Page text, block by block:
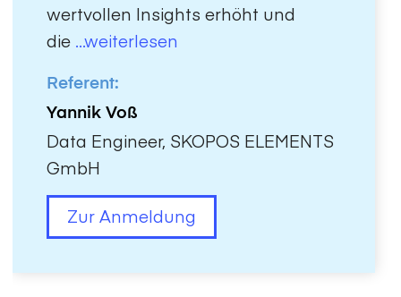
wertvollen Insights erhöht und
die ...weiterlesen
Referent:
Yannik Voß
Data Engineer, SKOPOS ELEMENTS
GmbH
Zur Anmeldung